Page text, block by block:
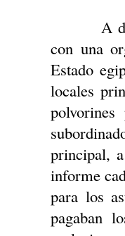
A
con una
Estado
locales
principal,
informe
para los
pagaban